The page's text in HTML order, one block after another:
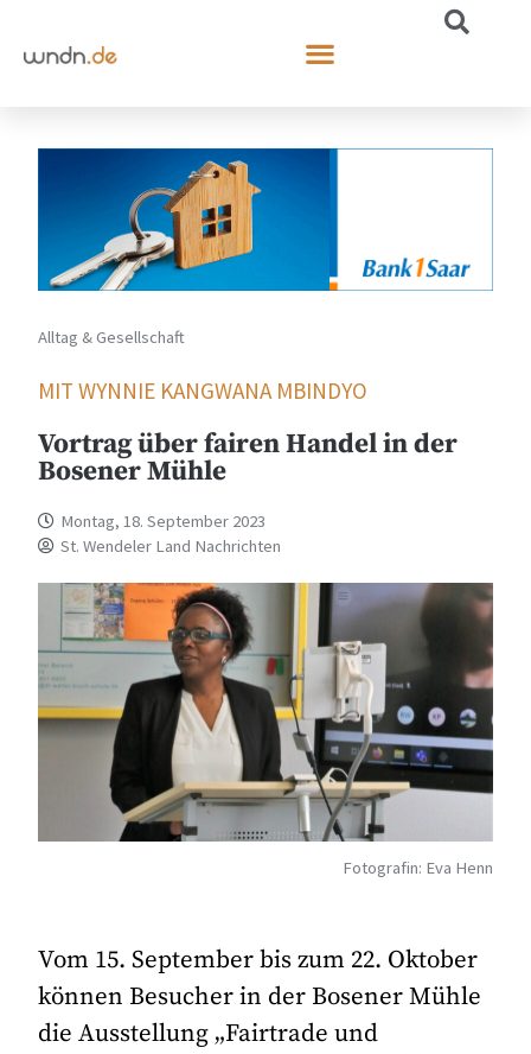
Alltag & Gesellschaft
MIT WYNNIE KANGWANA MBINDYO
Vortrag über fairen Handel in der
Bosener Mühle
Montag, 18. September 2023
St. Wendeler Land Nachrichten
Fotografin: Eva Henn
Vom 15. September bis zum 22. Oktober
können Besucher in der Bosener Mühle
die Ausstellung „Fairtrade und